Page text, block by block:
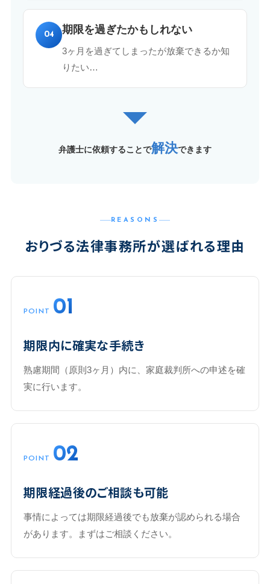
04 期限を過ぎたかもしれない
3ヶ月を過ぎてしまったが放棄できるか知
りたい…
弁護士に依頼することで解決できます
REASONS
おりづる法律事務所が選ばれる理由
POINT 01
期限内に確実な手続き
熟慮期間（原則3ヶ月）内に、家庭裁判所への申述を確
実に行います。
POINT 02
期限経過後のご相談も可能
事情によっては期限経過後でも放棄が認められる場合
があります。まずはご相談ください。